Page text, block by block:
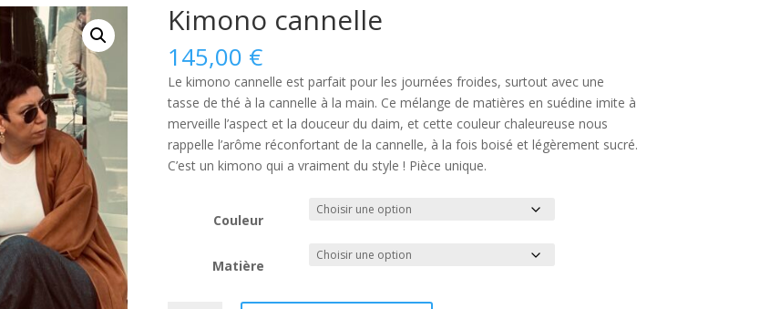
Kimono cannelle
145,00 €
Le kimono cannelle est parfait pour les journées froides, surtout avec une
tasse de thé à la cannelle à la main. Ce mélange de matières en suédine imite à
merveille l’aspect et la douceur du daim, et cette couleur chaleureuse nous
rappelle l’arôme réconfortant de la cannelle, à la fois boisé et légèrement sucré.
C’est un kimono qui a vraiment du style ! Pièce unique.
Couleur
Matière